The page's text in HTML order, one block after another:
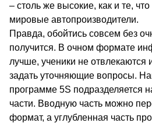
– столь же высокие, как и те,
мировые автопроизводители.
Правда, обойтись совсем без
получится. В очном формате
лучше, ученики не отвлекаются
задать уточняющие вопросы.
программе 5S подразделяется
части. Вводную часть можно
формат, а углубленная часть